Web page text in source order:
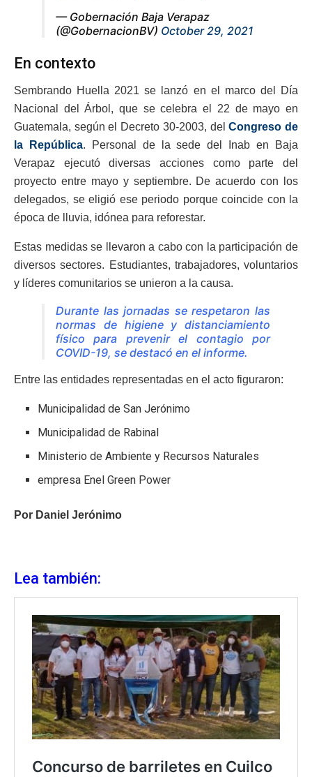
— Gobernación Baja Verapaz
(@GobernacionBV) October 29, 2021
En contexto
Sembrando Huella 2021 se lanzó en el marco del Día
Nacional del Árbol, que se celebra el 22 de mayo en
Guatemala, según el Decreto 30-2003, delCongreso de
la República. Personal de la sede del Inab en Baja
Verapaz ejecutó diversas acciones como parte del
proyecto entre mayo y septiembre. De acuerdo con los
delegados, se eligió ese periodo porque coincide con la
época de lluvia, idónea para reforestar.
Estas medidas se llevaron a cabo con la participación de
diversos sectores. Estudiantes, trabajadores, voluntarios
y líderes comunitarios se unieron a la causa.
Durante las jornadas se respetaron las
normas de higiene y distanciamiento
físico para prevenir el contagio por
COVID-19, se destacó en el informe.
Entre las entidades representadas en el acto figuraron:
Municipalidad de San Jerónimo
Municipalidad de Rabinal
Ministerio de Ambiente y Recursos Naturales
empresa Enel Green Power
Por Daniel Jerónimo
Lea también: